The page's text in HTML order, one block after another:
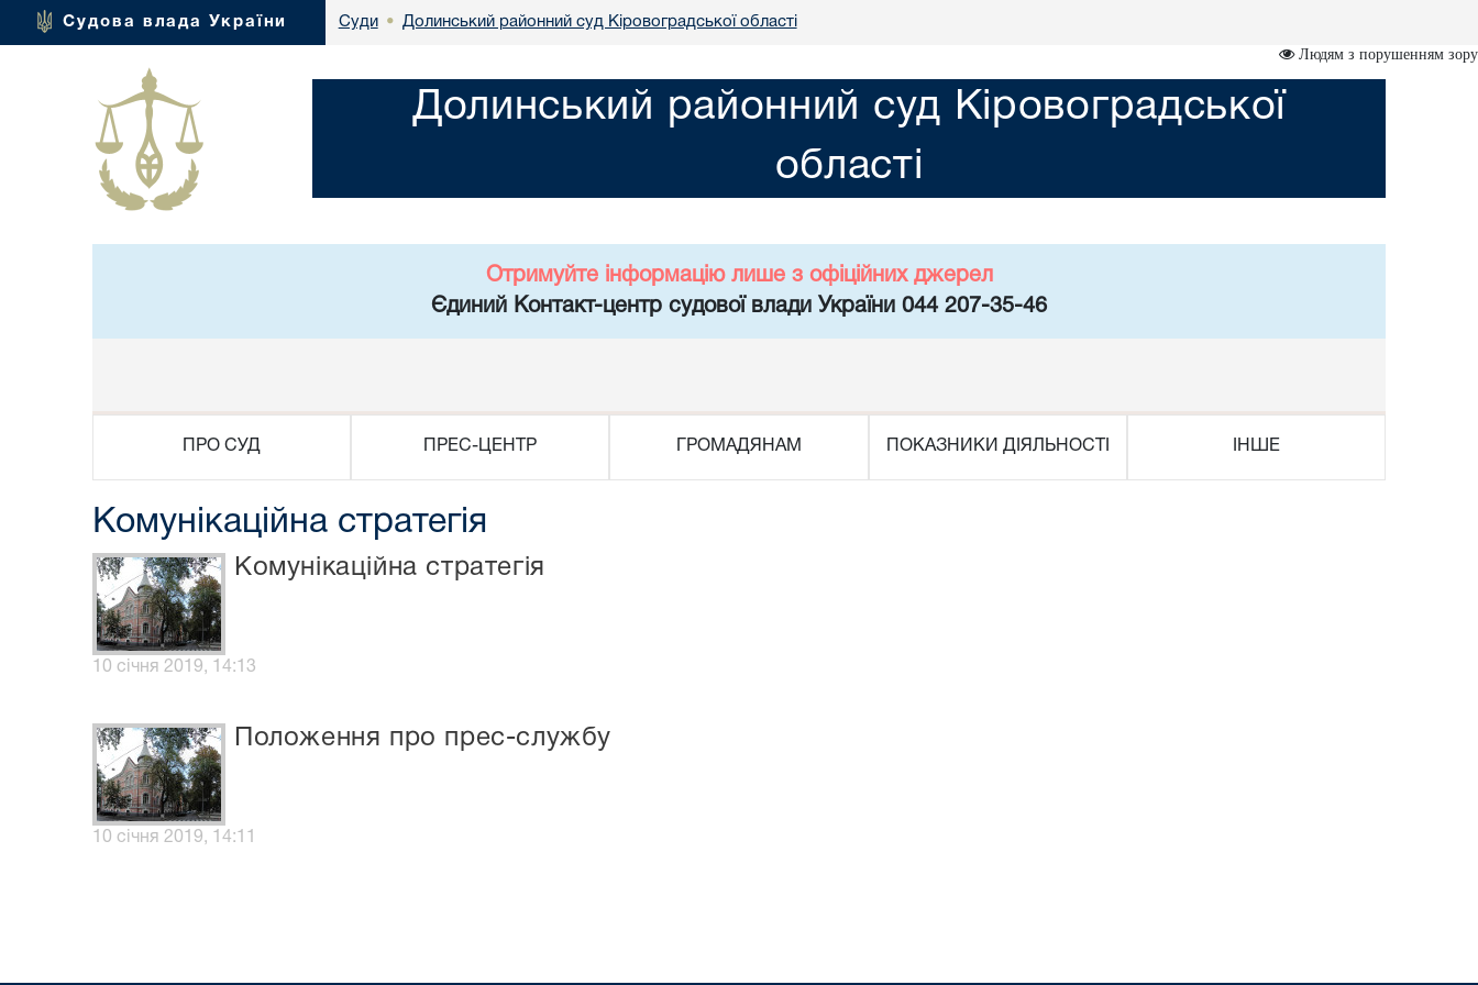
Судова влада України Суди • Долинський районний суд Кіровоградської області
Людям з порушенням зору
Долинський районний суд Кіровоградської
області
Отримуйте інформацію лише з офіційних джерел
Єдиний Контакт-центр судової влади України 044 207-35-46
ПРО СУД ПРЕС-ЦЕНТР ГРОМАДЯНАМ ПОКАЗНИКИ ДІЯЛЬНОСТІ ІНШЕ
Комунікаційна стратегія
Комунікаційна стратегія
10 січня 2019, 14:13
Положення про прес-службу
10 січня 2019, 14:11